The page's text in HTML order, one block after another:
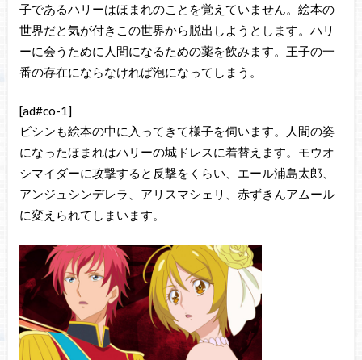
子であるハリーはほまれのことを覚えていません。絵本の
世界だと気が付きこの世界から脱出しようとします。ハリ
ーに会うために人間になるための薬を飲みます。王子の一
番の存在にならなければ泡になってしまう。
[ad#co-1]
ビシンも絵本の中に入ってきて様子を伺います。人間の姿
になったほまれはハリーの城ドレスに着替えます。モウオ
シマイダーに攻撃すると反撃をくらい、エール浦島太郎、
アンジュシンデレラ、アリスマシェリ、赤ずきんアムール
に変えられてしまいます。